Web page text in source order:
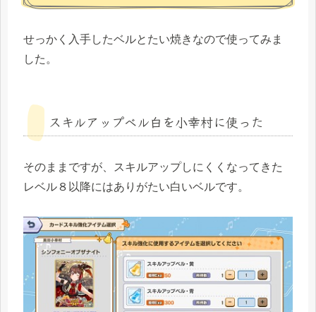
せっかく入手したベルとたい焼きなので使ってみま
した。
スキルアップベル白を小幸村に使った
そのままですが、スキルアップしにくくなってきた
レベル８以降にはありがたい白いベルです。